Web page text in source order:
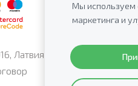
Латвия Телефон: +371
Мы используем
маркетинга и